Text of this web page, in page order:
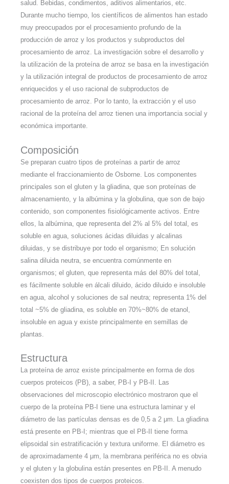
salud. Bebidas, condimentos, aditivos alimentarios, etc.
Durante mucho tiempo, los científicos de alimentos han estado
muy preocupados por el procesamiento profundo de la
producción de arroz y los productos y subproductos del
procesamiento de arroz. La investigación sobre el desarrollo y
la utilización de la proteína de arroz se basa en la investigación
y la utilización integral de productos de procesamiento de arroz
enriquecidos y el uso racional de subproductos de
procesamiento de arroz. Por lo tanto, la extracción y el uso
racional de la proteína del arroz tienen una importancia social y
económica importante.
Composición
Se preparan cuatro tipos de proteínas a partir de arroz
mediante el fraccionamiento de Osborne. Los componentes
principales son el gluten y la gliadina, que son proteínas de
almacenamiento, y la albúmina y la globulina, que son de bajo
contenido, son componentes fisiológicamente activos. Entre
ellos, la albúmina, que representa del 2% al 5% del total, es
soluble en agua, soluciones ácidas diluidas y alcalinas
diluidas, y se distribuye por todo el organismo; En solución
salina diluida neutra, se encuentra comúnmente en
organismos; el gluten, que representa más del 80% del total,
es fácilmente soluble en álcali diluido, ácido diluido e insoluble
en agua, alcohol y soluciones de sal neutra; representa 1% del
total ~5% de gliadina, es soluble en 70%~80% de etanol,
insoluble en agua y existe principalmente en semillas de
plantas.
Estructura
La proteína de arroz existe principalmente en forma de dos
cuerpos proteicos (PB), a saber, PB-I y PB-II. Las
observaciones del microscopio electrónico mostraron que el
cuerpo de la proteína PB-I tiene una estructura laminar y el
diámetro de las partículas densas es de 0,5 a 2 μm. La gliadina
está presente en PB-I; mientras que el PB-II tiene forma
elipsoidal sin estratificación y textura uniforme. El diámetro es
de aproximadamente 4 μm, la membrana periférica no es obvia
y el gluten y la globulina están presentes en PB-II. A menudo
coexisten dos tipos de cuerpos proteicos.